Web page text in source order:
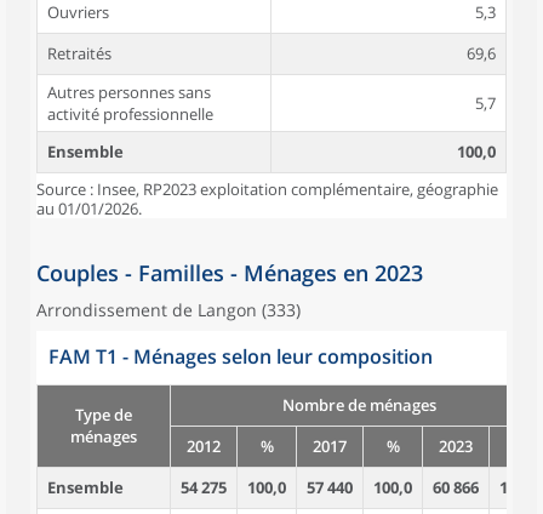
Ouvriers
5,3
Retraités
69,6
Autres personnes sans
activité professionnelle
5,7
Ensemble
100,0
Source : Insee, RP2023 exploitation complémentaire, géographie
au 01/01/2026.
Couples - Familles - Ménages en 2023
Arrondissement de Langon (333)
FAM T1 - Ménages selon leur composition
Type de
ménages
Nombre de ménages
2012
% 2017 % 2023
Ensemble
54 275 100,0 57 440 100,0 60 866
100,0